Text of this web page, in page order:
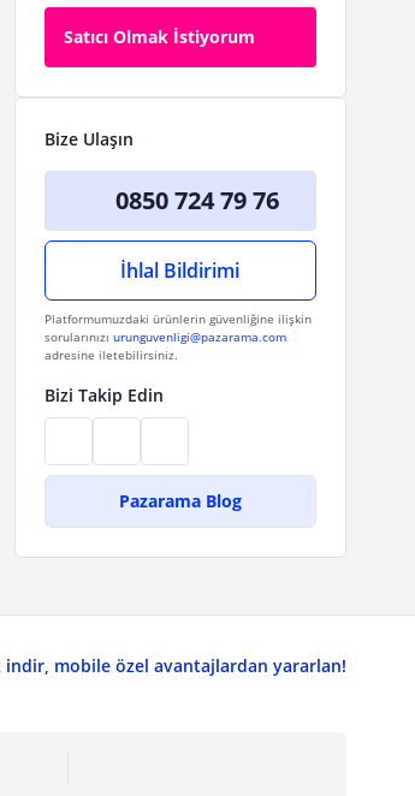
Satıcı Olmak İstiyorum
Bize Ulaşın
0850 724 79 76
İhlal Bildirimi
Platformumuzdaki ürünlerin güvenliğine ilişkin
sorularınızı urunguvenligi@pazarama.com
adresine iletebilirsiniz.
Bizi Takip Edin
Pazarama Blog
indir, mobile özel avantajlardan yararlan!